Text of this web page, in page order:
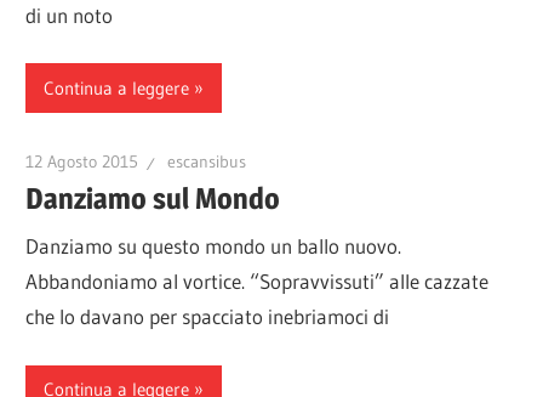
di un noto
Continua a leggere
12 Agosto 2015 escansibus
Danziamo sul Mondo
Danziamo su questo mondo un ballo nuovo.
Abbandoniamo al vortice. “Sopravvissuti” alle cazzate
che lo davano per spacciato inebriamoci di
Continua a leggere